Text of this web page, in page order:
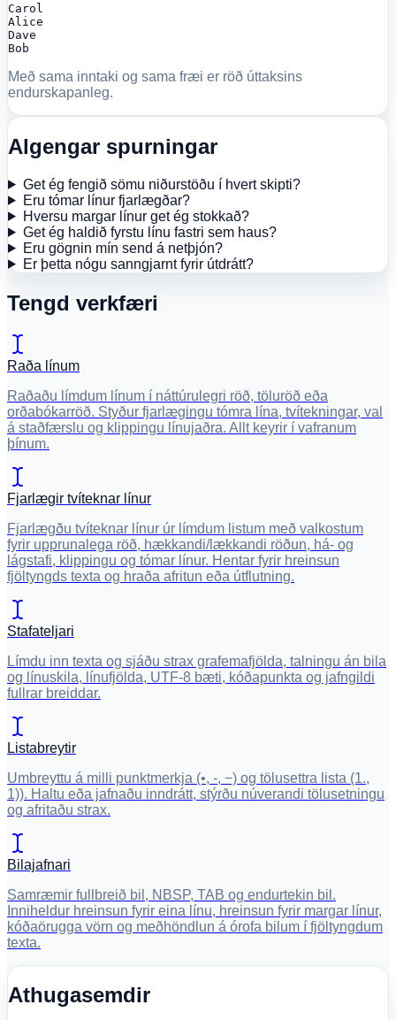
Carol
Alice
Dave
Bob
Með sama inntaki og sama fræi er röð úttaksins
endurskapanleg.
Algengar spurningar
Get ég fengið sömu niðurstöðu í hvert skipti?
Eru tómar línur fjarlægðar?
Hversu margar línur get ég stokkað?
Get ég haldið fyrstu línu fastri sem haus?
Eru gögnin mín send á netþjón?
Er þetta nógu sanngjarnt fyrir útdrátt?
Tengd verkfæri
Raða línum
Raðaðu límdum línum í náttúrulegri röð, töluröð eða
orðabókarröð. Styður fjarlægingu tómra lína, tvítekningar, val
á staðfærslu og klippingu línujaðra. Allt keyrir í vafranum
þínum.
Fjarlægir tvíteknar línur
Fjarlægðu tvíteknar línur úr límdum listum með valkostum
fyrir upprunalega röð, hækkandi/lækkandi röðun, há- og
lágstafi, klippingu og tómar línur. Hentar fyrir hreinsun
fjöltyngds texta og hraða afritun eða útflutning.
Stafateljari
Límdu inn texta og sjáðu strax grafemafjölda, talningu án bila
og línuskila, línufjölda, UTF-8 bæti, kóðapunkta og jafngildi
fullrar breiddar.
Listabreytir
Umbreyttu á milli punktmerkja (•, -, −) og tölusettra lista (1.,
1)). Haltu eða jafnaðu inndrátt, stýrðu núverandi tölusetningu
og afritaðu strax.
Bilajafnari
Samræmir fullbreið bil, NBSP, TAB og endurtekin bil.
Inniheldur hreinsun fyrir eina línu, hreinsun fyrir margar línur,
kóðaörugga vörn og meðhöndlun á órofa bilum í fjöltyngdum
texta.
Athugasemdir